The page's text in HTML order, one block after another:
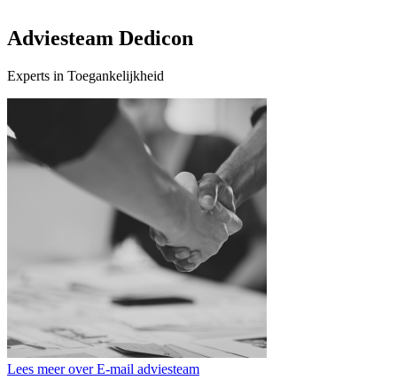
Adviesteam Dedicon
Experts in Toegankelijkheid
Lees meer over E-mail adviesteam